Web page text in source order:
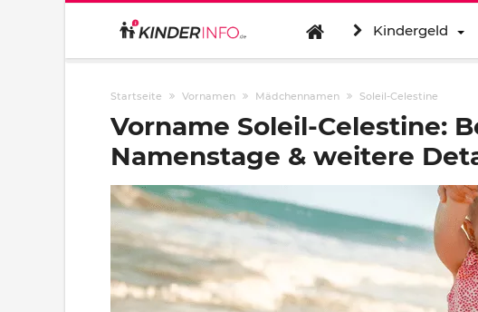
Kindergeld
Startseite Vornamen Mädchennamen Soleil-Celestine
Vorname Soleil-Celestine:
Namenstage & weitere